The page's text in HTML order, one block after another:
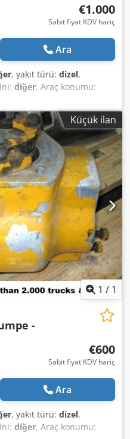
€1.000
Sabit fiyat KDV hariç
Ara
, yakıt türü: dizel,
diğer, Araç konumu:
KULLANILMIŞ No.: PH-
3724 AKSESUAR BİLGİLERİ
ve hatalar saklıdır! Dsdpfji
Küçük ilan
1 / 1
-
€600
Sabit fiyat KDV hariç
Ara
, yakıt türü: dizel,
diğer, Araç konumu: